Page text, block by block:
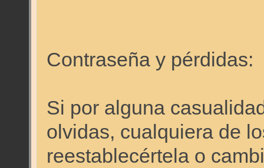
Contraseña y pérdidas:
Si por alguna
olvidas, cualquiera de
reestablecértela o